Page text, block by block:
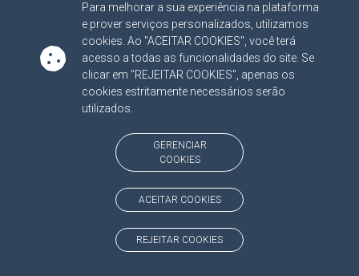
Para melhorar a sua experiência na plataforma
e prover serviços personalizados, utilizamos
cookies. Ao "ACEITAR COOKIES", você terá
acesso a todas as funcionalidades do site. Se
clicar em "REJEITAR COOKIES", apenas os
cookies estritamente necessários serão
utilizados.
GERENCIAR
COOKIES
ACEITAR COOKIES
REJEITAR COOKIES
PROTOCOLO:2030448
FUNDO DE MANUTENÇÃO E DESENVOLVIMENTO
DA EDUCAÇÃO BASICA E DE VALORIZAÇÃO DOS
PROFISSIONAIS DE ARAL MOREIRA
INTERESSADO(S):ALEXANDRINO ARÉVALO GARCIA,
NÃO HÁ
PROCESSO(S) APENSADO(S):
TC/00003385/2020/001 RECURSO 2022